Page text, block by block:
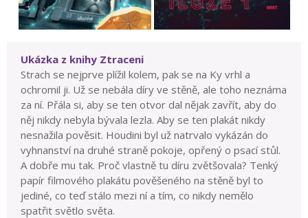
Ukázka z knihy Ztraceni
Strach se nejprve plížil kolem, pak se na Ky vrhl a
ochromil ji. Už se nebála díry ve stěně, ale toho neznáma
za ní. Přála si, aby se ten otvor dal nějak zavřít, aby do
něj nikdy nebyla bývala lezla. Aby se ten plakát nikdy
nesnažila pověsit. Houdini byl už natrvalo vykázán do
vyhnanství na druhé straně pokoje, opřený o psací stůl.
A dobře mu tak. Proč vlastně tu díru zvětšovala? Tenký
papír filmového plakátu pověšeného na stěně byl to
jediné, co teď stálo mezi ní a tím, co nikdy nemělo
spatřit světlo světa.